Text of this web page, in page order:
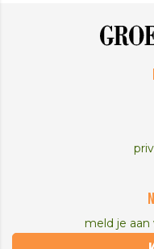
meld je